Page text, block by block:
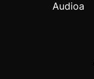
Audioa